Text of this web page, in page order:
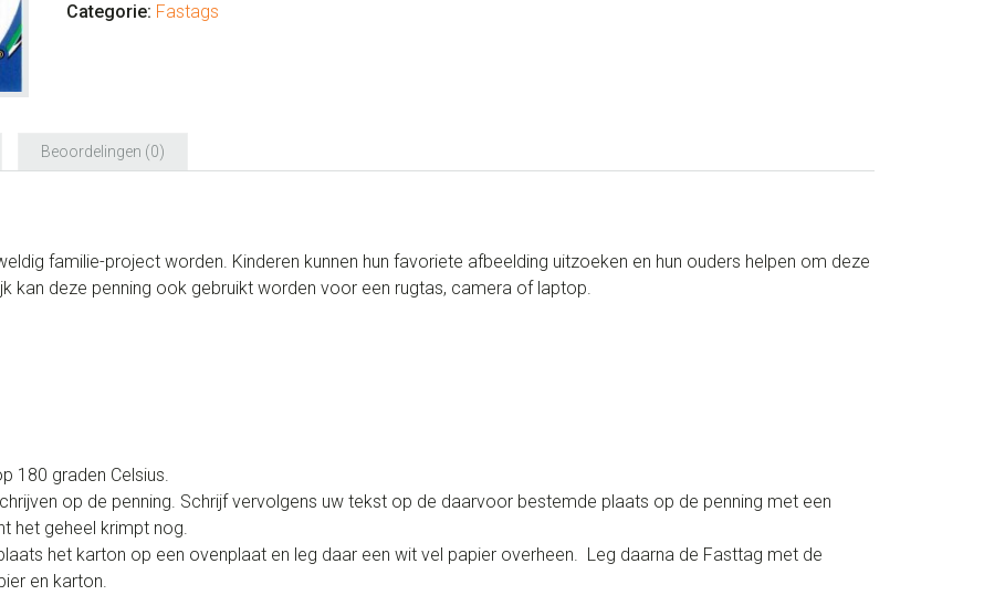
Categorie: Fastags
Beoordelingen (0)
familie-project worden. Kinderen kunnen hun favoriete afbeelding uitzoeken en hun ouders helpen om deze
kan deze penning ook gebruikt worden voor een rugtas, camera of laptop.
180 graden Celsius.
op de penning. Schrijf vervolgens uw tekst op de daarvoor bestemde plaats op de penning met een
het geheel krimpt nog.
het karton op een ovenplaat en leg daar een wit vel papier overheen. Leg daarna de Fasttag met de
en karton.